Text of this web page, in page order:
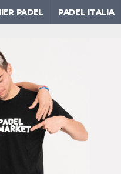
PADEL PADEL ITALIA